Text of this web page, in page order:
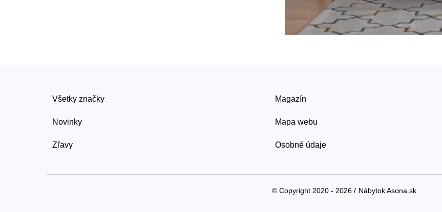
Všetky značky
Novinky
Zľavy
Magazín
Mapa webu
Osobné údaje
© Copyright 2020 - 2026 / Nábytok Asona.sk